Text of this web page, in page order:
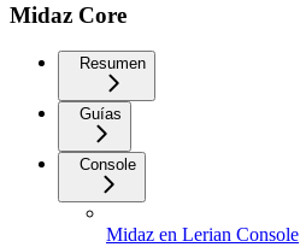
Midaz Core
Resumen
Guías
Console
Midaz en Lerian Console